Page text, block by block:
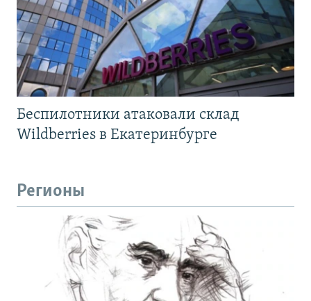
Беспилотники атаковали склад
Wildberries в Екатеринбурге
Регионы